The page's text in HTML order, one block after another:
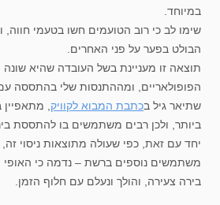
במיוחד.
שימו לב כי רוב הטועמים חשו בטעמי
הבולט בפער על פני האחרים.
תוצאה זו מעניינת בשל העובדה שהיא שונה
הפופולאריים, ומההתנסות שלי בהתססה עם
שתיאר גיל בכתבת המבוא לקוויק ,
ביותר, ולכן רבים משתמשים בו להתססת
יחד עם זאת, כפי שעולה מתוצאות ניסוי זה,
משתמשים נוספים ברשת – נדמה כי האופי
בירה צעירה, והולך ונעלם עם חלוף הזמן.